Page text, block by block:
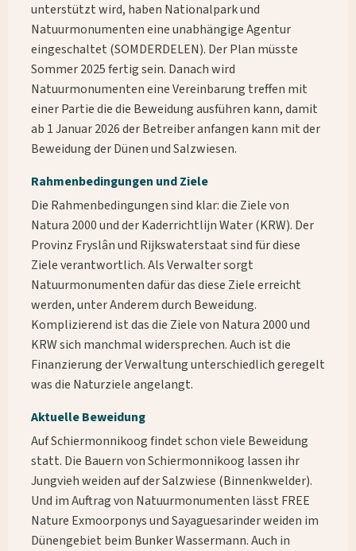
unterstützt wird, haben Nationalpark und
Natuurmonumenten eine unabhängige Agentur
eingeschaltet (SOMDERDELEN). Der Plan müsste
Sommer 2025 fertig sein. Danach wird
Natuurmonumenten eine Vereinbarung treffen mit
einer Partie die die Beweidung ausführen kann, damit
ab 1 Januar 2026 der Betreiber anfangen kann mit der
Beweidung der Dünen und Salzwiesen.
Rahmenbedingungen und Ziele
Die Rahmenbedingungen sind klar: die Ziele von
Natura 2000 und der Kaderrichtlijn Water (KRW). Der
Provinz Fryslân und Rijkswaterstaat sind für diese
Ziele verantwortlich. Als Verwalter sorgt
Natuurmonumenten dafür das diese Ziele erreicht
werden, unter Anderem durch Beweidung.
Komplizierend ist das die Ziele von Natura 2000 und
KRW sich manchmal widersprechen. Auch ist die
Finanzierung der Verwaltung unterschiedlich geregelt
was die Naturziele angelangt.
Aktuelle Beweidung
Auf Schiermonnikoog findet schon viele Beweidung
statt. Die Bauern von Schiermonnikoog lassen ihr
Jungvieh weiden auf der Salzwiese (Binnenkwelder).
Und im Auftrag von Natuurmonumenten lässt FREE
Nature Exmoorponys und Sayaguesarinder weiden im
Dünengebiet beim Bunker Wassermann. Auch in